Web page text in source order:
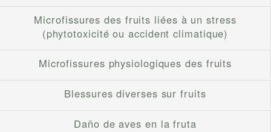
Microfissures des fruits liées à un stress
(phytotoxicité ou accident climatique)
Microfissures physiologiques des fruits
Blessures diverses sur fruits
Daño de aves en la fruta